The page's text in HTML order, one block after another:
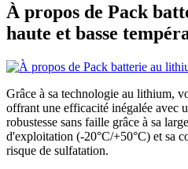
À propos de Pack
haute et basse
Grâce à sa technologie au lithium,
offrant une efficacité inégalée avec
robustesse sans faille grâce à sa
d'exploitation (-20°C/+50°C) et sa
risque de sulfatation.